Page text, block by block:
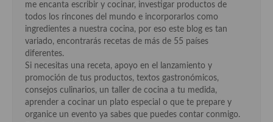
me encanta escribir y cocinar, investigar productos de
todos los rincones del mundo e incorporarlos como
ingredientes a nuestra cocina, por eso este blog es tan
variado, encontrarás recetas de más de 55 países
diferentes.
Si necesitas una receta, apoyo en el lanzamiento y
promoción de tus productos, textos gastronómicos,
consejos culinarios, un taller de cocina a tu medida,
aprender a cocinar un plato especial o que te prepare y
organice un evento ya sabes que puedes contar conmigo.